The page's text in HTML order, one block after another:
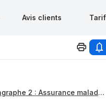
Avis clients
Paragraphe 2 : Assurance maladie, invalidité et maternité